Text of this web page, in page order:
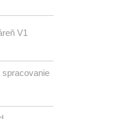
V1
spracovanie